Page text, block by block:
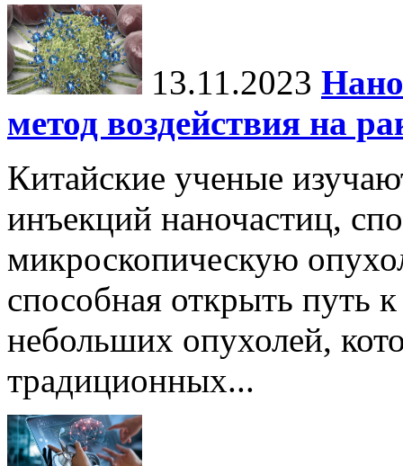
13.11.2023
метод воздействия на
Китайские ученые
инъекций наночастиц,
микроскопическую
способная открыть путь
небольших опухолей,
традиционных...